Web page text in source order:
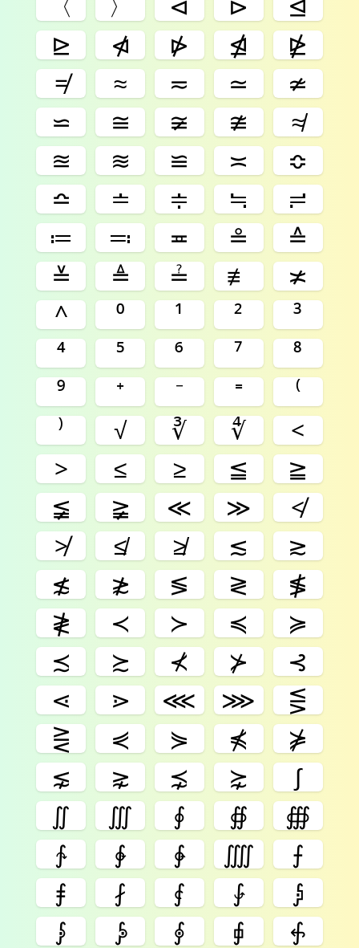
⊵
⋪ ⋫ ⋬
⋭
≠
≈ ≂ ≃
≄
⋍
≅ ≆ ≇
≉
≊
≋ ≌ ≍
≎
≏
≐ ≑ ≒
≓
≔
≕ ≖ ≗
≙
≚
≜ ≟ ≢
≭
^
⁰ ¹ ²
³
⁴
⁵ ⁶ ⁷
⁸
⁹
⁺ ⁻ ⁼
⁽
⁾
√ ∛ ∜
<
>
≤ ≥ ≦
≧
≨
≩ ≪ ≫
≮
≯
≰ ≱ ≲
≳
≴
≵ ≶ ≷
≸
≹
≺ ≻ ≼
≽
≾
≿ ⊀ ⊁
⊰
⋖
⋗ ⋘ ⋙
⋚
⋛
⋞ ⋟ ⋠
⋡
⋦
⋧ ⋨ ⋩
∫
∬
∭ ∮ ∯
∰
∱
∲ ∳ ⨌
⨍
⨎
⨏ ⨐ ⨑
⨒
⨓
⨔ ⨕ ⨖
⨗